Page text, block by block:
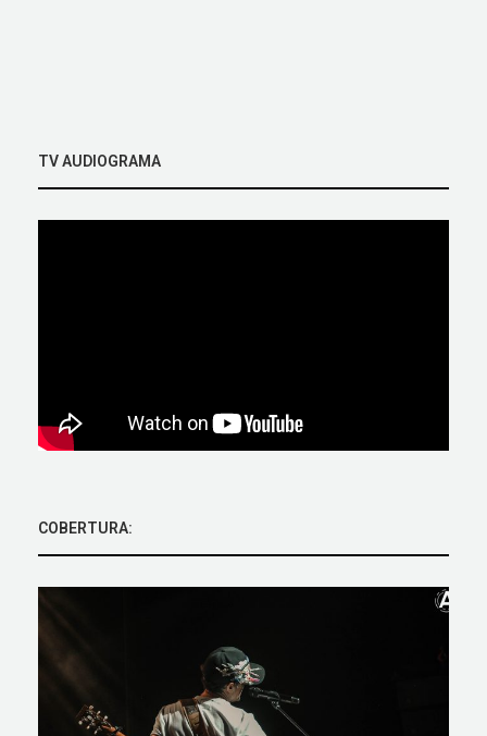
TV AUDIOGRAMA
COBERTURA: